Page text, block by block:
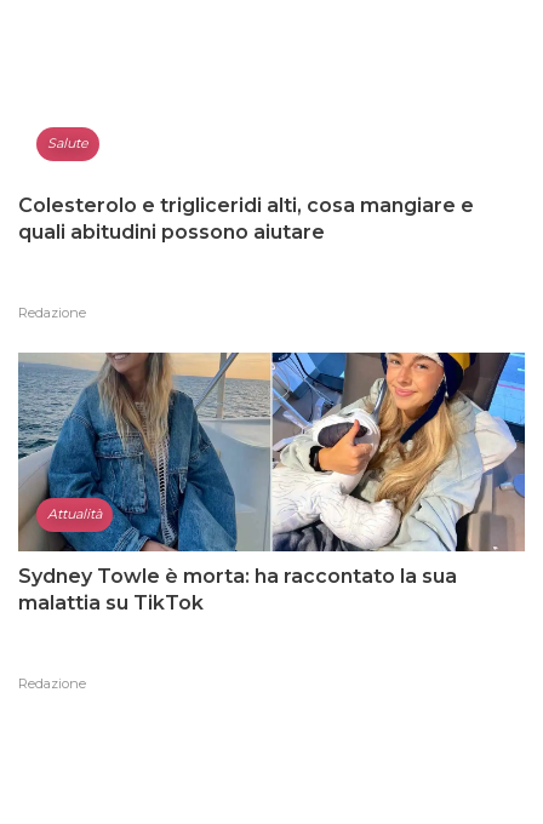
Salute
Colesterolo e trigliceridi alti, cosa mangiare e
quali abitudini possono aiutare
Redazione
Attualità
Sydney Towle è morta: ha raccontato la sua
malattia su TikTok
Redazione